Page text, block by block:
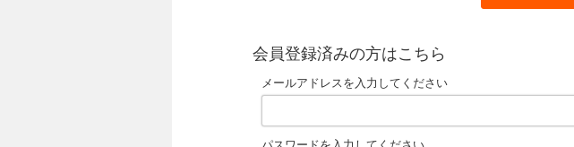
会員登録済みの方はこちら
メールアドレスを入力してください